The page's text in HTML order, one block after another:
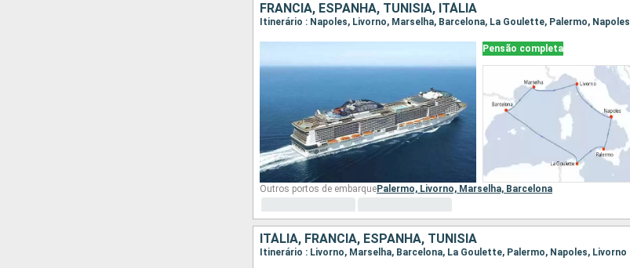
FRANCIA, ESPANHA, TUNÍSIA, ITÁLIA
Itinerário : Napoles, Livorno, Marselha, Barcelona, La Goulette, Palermo, Napoles
Pensão completa
Outros portos de embarquePalermo, Livorno, Marselha, Barcelona
ITÁLIA, FRANCIA, ESPANHA, TUNÍSIA
Itinerário : Livorno, Marselha, Barcelona, La Goulette, Palermo, Napoles, Livorno